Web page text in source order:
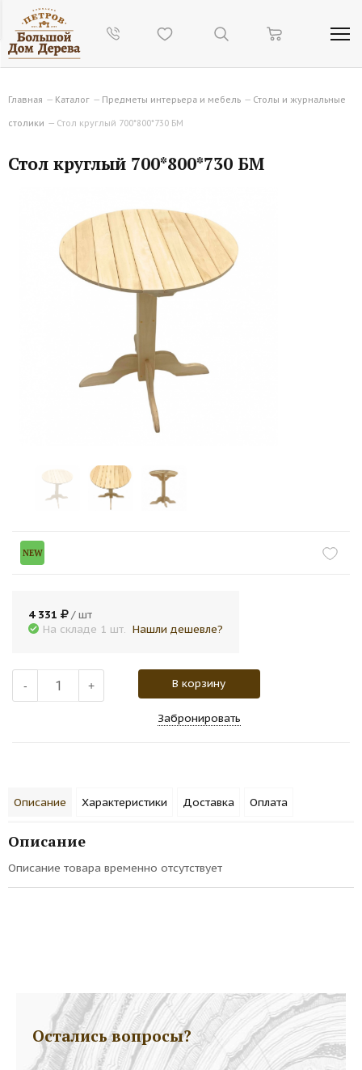
Главная — Каталог — Предметы интерьера и мебель — Столы и журнальные
столики — Стол круглый 700*800*730 БМ
Стол круглый 700*800*730 БМ
NEW
4 331
/ шт
На складе 1 шт. Нашли дешевле?
- + В корзину
Забронировать
Описание Характеристики Доставка Оплата
Описание
Описание товара временно отсутствует
Остались вопросы?